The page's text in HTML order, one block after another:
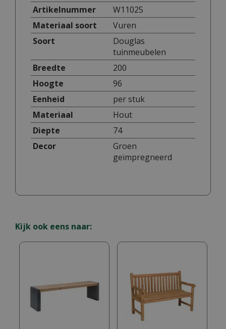
Artikelnummer
W11025
Materiaal soort
Vuren
Soort
Douglas
tuinmeubelen
Breedte
200
Hoogte
96
Eenheid
per stuk
Materiaal
Hout
Diepte
74
Decor
Groen
geïmpregneerd
Kijk ook eens naar: